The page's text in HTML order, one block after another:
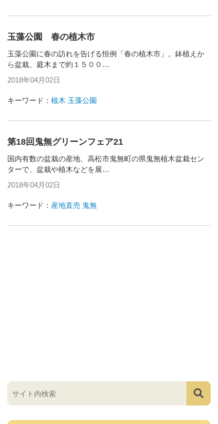
玉藻公園 春の植木市
玉藻公園に春の訪れを告げる恒例「春の植木市」。鉢植えか
ら盆栽、庭木まで約１５００…
2018年04月02日
キーワード： 植木 玉藻公園
第18回鬼無グリーンフェア21
国内有数の盆栽の産地、高松市鬼無町の県鬼無植木盆栽セン
ターで、盆栽や植木などを展…
2018年04月02日
キーワード： 産地直売 鬼無